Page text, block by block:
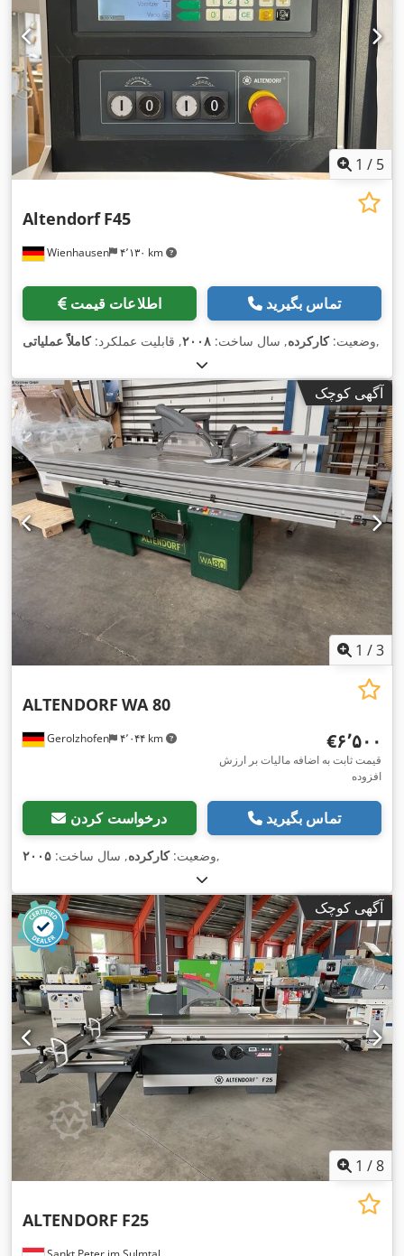
1 / 5
Wienhausen ۴٬۱۳۰ km
Altendorf F45
اطلاعات قیمت تماس بگیرید
وضعیت:کارکرده, سال ساخت: ۲۰۰۸, قابلیت عملکرد:کاملاً عملیاتی ,
آگهی کوچک
1 /3
Gerolzhofen ۴٬۰۴۴ km
ALTENDORF WA 80
‎€۶٬۵۰۰
قیمت ثابت به اضافه مالیات بر ارزش
افزوده
درخواست کردن تماس بگیرید
وضعیت:کارکرده, سال ساخت: ۲۰۰۵ ,
آگهی کوچک
1 /8
ALTENDORF F25